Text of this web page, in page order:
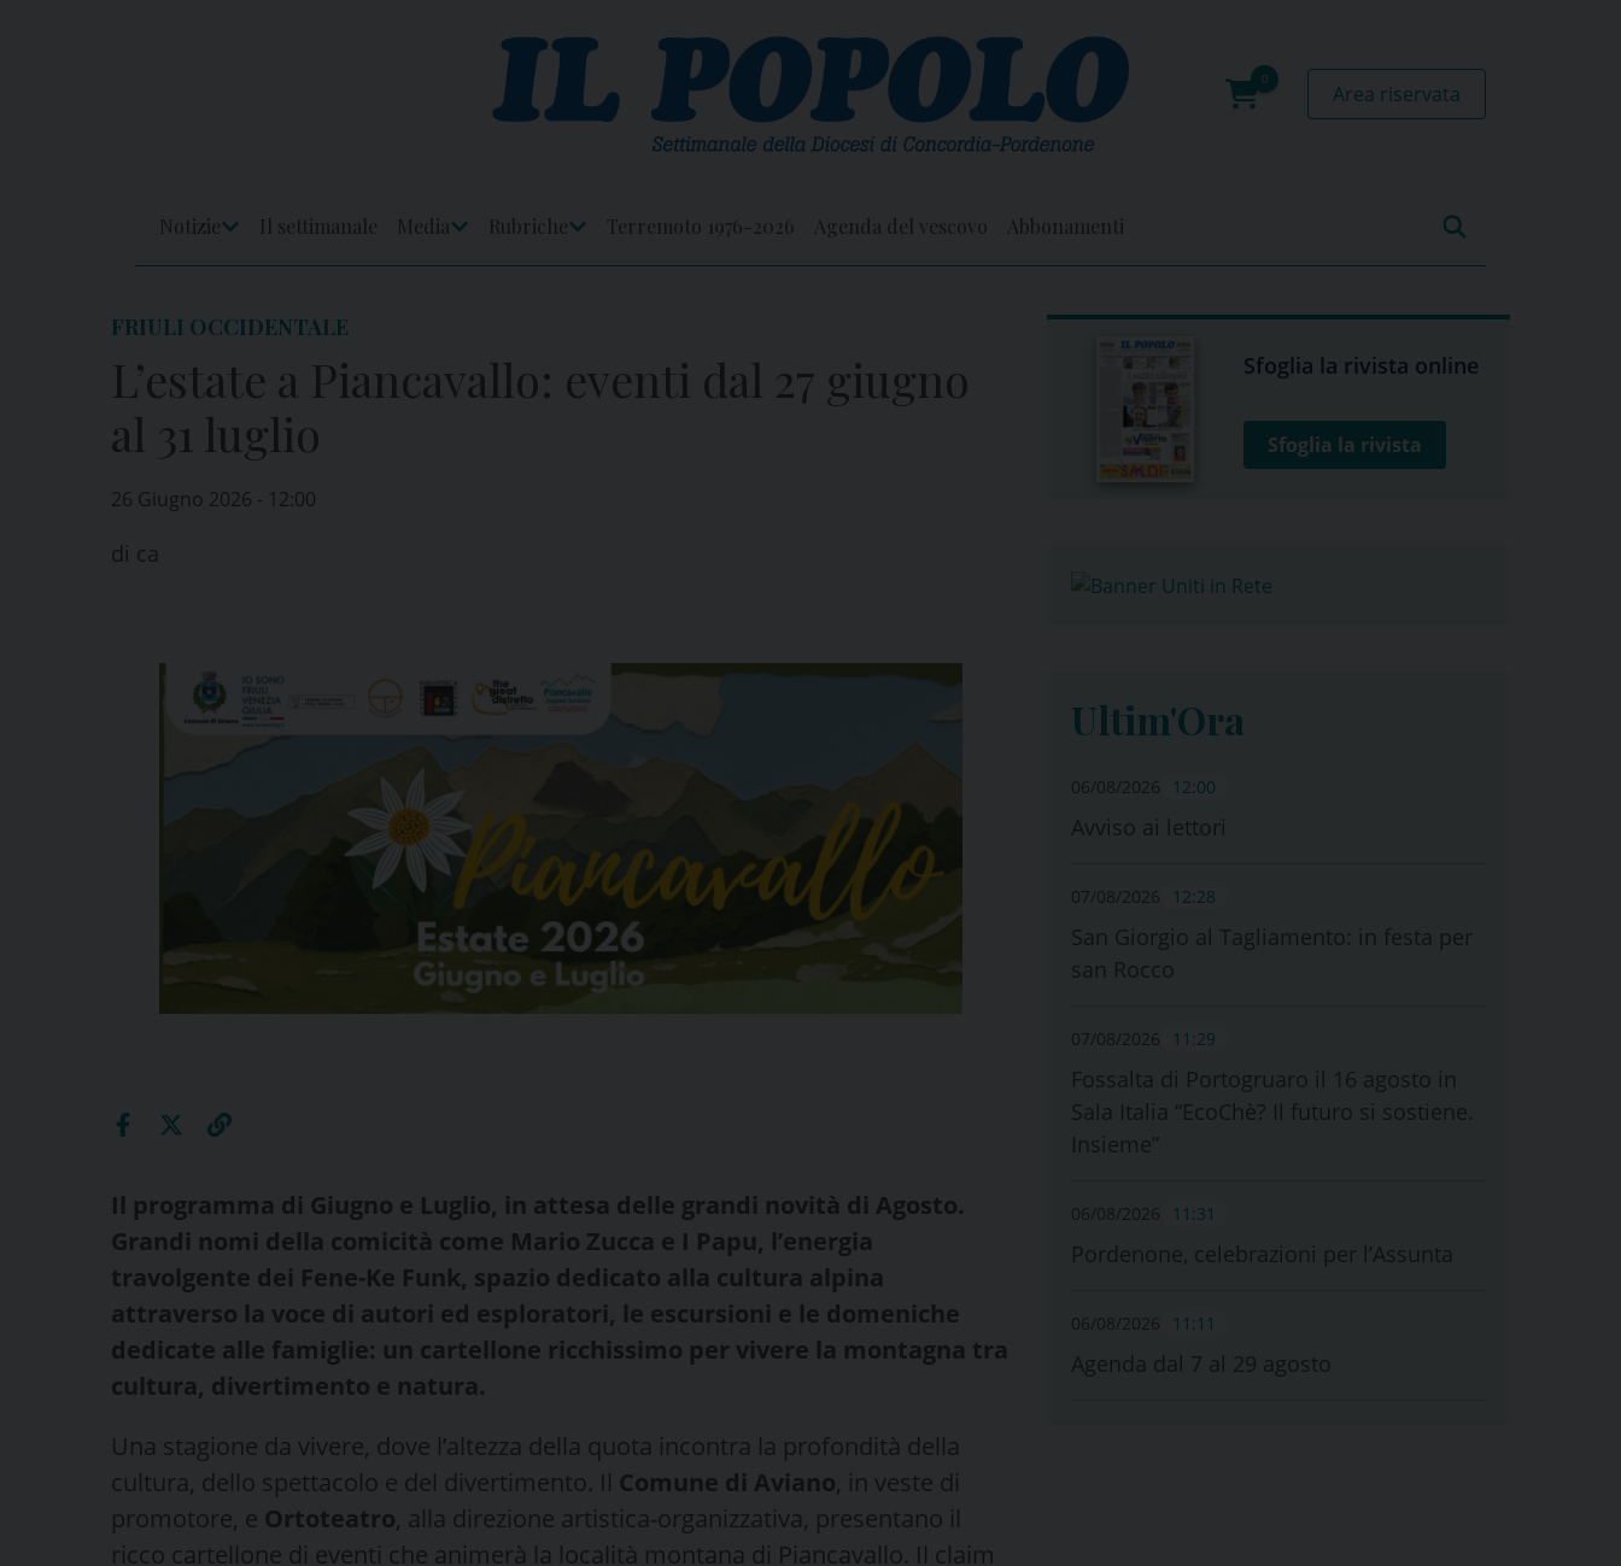
0
Area riservata
Notizie
Il settimanale
Media
Rubriche
Terremoto 1976-2026 Agenda del vescovo Abbonamenti
FRIULI OCCIDENTALE
L’estate a Piancavallo: eventi dal 27 giugno
al 31 luglio
26 Giugno 2026 - 12:00
di ca
Il programma di Giugno e Luglio, in attesa delle grandi novità di Agosto.
Grandi nomi della comicità come Mario Zucca e I Papu, l’energia
travolgente dei Fene-Ke Funk, spazio dedicato alla cultura alpina
attraverso la voce di autori ed esploratori, le escursioni e le domeniche
dedicate alle famiglie: un cartellone ricchissimo per vivere la montagna tra
cultura, divertimento e natura.
Una stagione da vivere, dove l’altezza della quota incontra la profondità della
cultura, dello spettacolo e del divertimento. Il Comune di Aviano, in veste di
promotore, e Ortoteatro, alla direzione artistica-organizzativa, presentano il
ricco cartellone di eventi che animerà la località montana di Piancavallo. Il claim
Sfoglia la rivista online
Sfoglia la rivista
Ultim'Ora
06/08/2026 12:00
Avviso ai lettori
07/08/2026 12:28
San Giorgio al Tagliamento: in festa per
san Rocco
07/08/2026 11:29
Fossalta di Portogruaro il 16 agosto in
Sala Italia “EcoChè? Il futuro si sostiene.
Insieme”
06/08/2026 11:31
Pordenone, celebrazioni per l’Assunta
06/08/2026 11:11
Agenda dal 7 al 29 agosto